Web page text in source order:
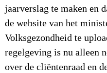
jaarverslag te maken en
de website van het
Volksgezondheid te
regelgeving is nu alleen
over de cliëntenraad en